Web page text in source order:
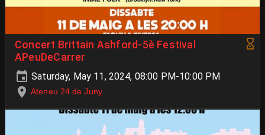
Concert Brittain Ashford-5è Festival
APeuDeCarrer
Saturday, May 11, 2024, 08:00 PM-10:00 PM
Ateneu 24 de Juny